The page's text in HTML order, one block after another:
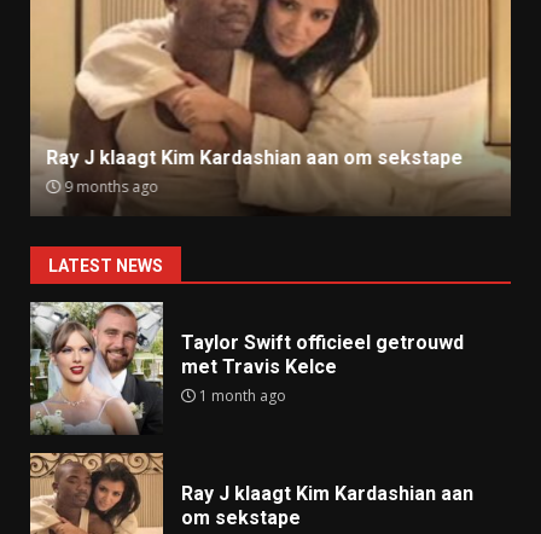
Ray J klaagt Kim Kardashian aan om sekstape
9 months ago
LATEST NEWS
Taylor Swift officieel getrouwd
met Travis Kelce
1 month ago
Ray J klaagt Kim Kardashian aan
om sekstape